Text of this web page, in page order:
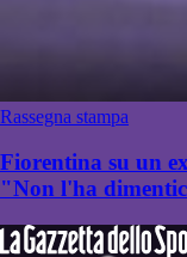
Rassegna stampa
Fiorentina su un
"Non l'ha